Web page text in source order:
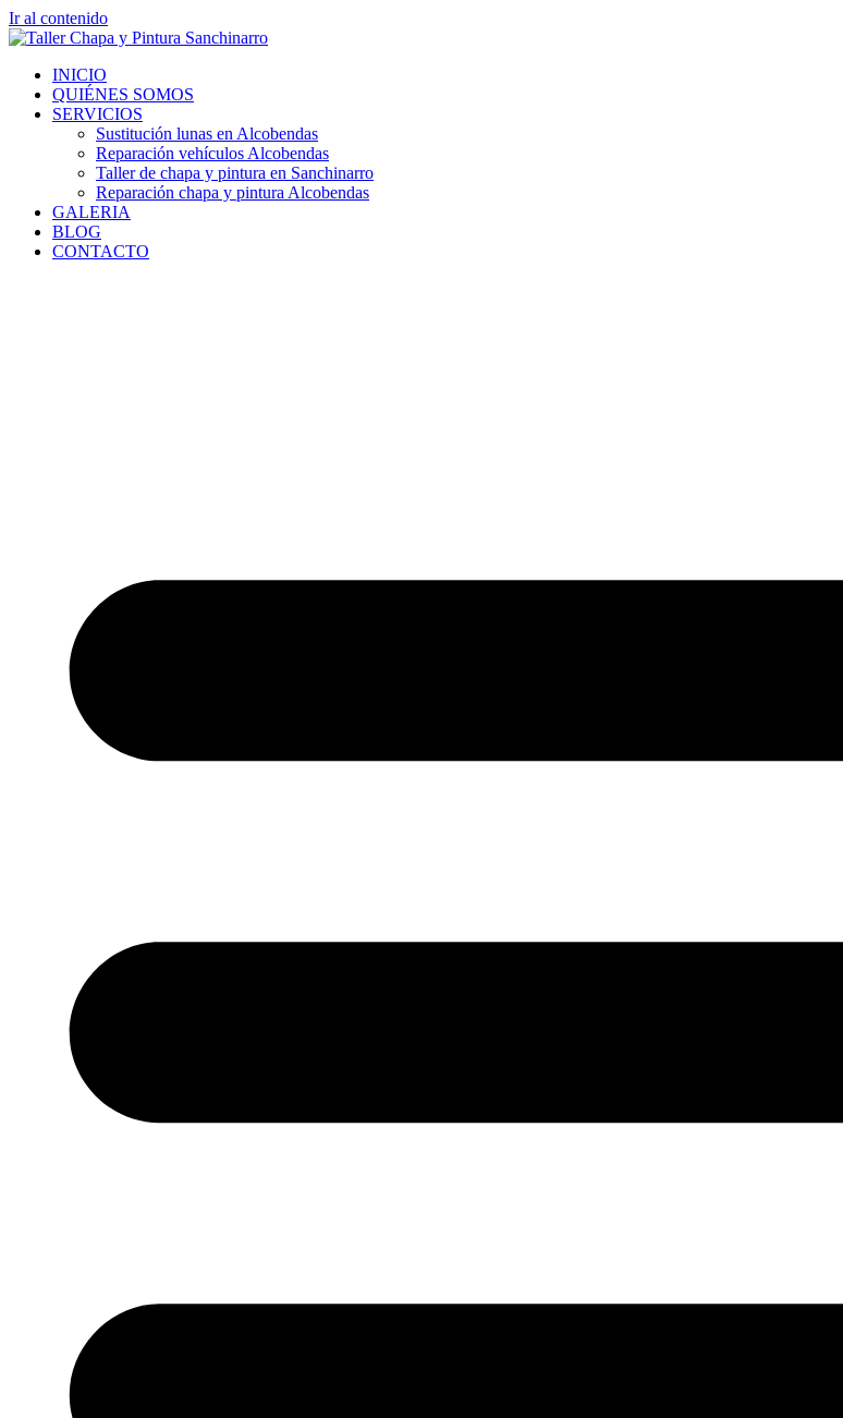
Ir al contenido
INICIO
QUIÉNES SOMOS
SERVICIOS
Sustitución lunas en Alcobendas
Reparación vehículos Alcobendas
Taller de chapa y pintura en Sanchinarro
Reparación chapa y pintura Alcobendas
GALERIA
BLOG
CONTACTO